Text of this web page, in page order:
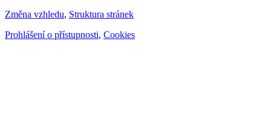
Změna vzhledu, Struktura stránek
Prohlášení o přístupnosti, Cookies